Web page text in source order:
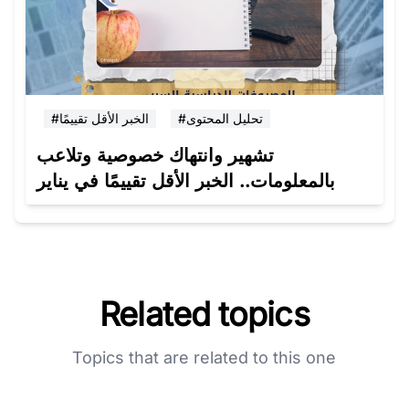
#الخبر الأقل تقييمًا #تحليل المحتوى
تشهير وانتهاك خصوصية وتلاعب
بالمعلومات.. الخبر الأقل تقييمًا في يناير
Related topics
Topics that are related to this one